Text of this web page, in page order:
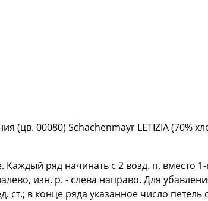
(цв. 00080) Schachenmayr LETIZIA (70%
ряд начинать с 2 возд. п. вместо 1-
изн. р. - слева направо. Для
ст.; в конце ряда указанное число